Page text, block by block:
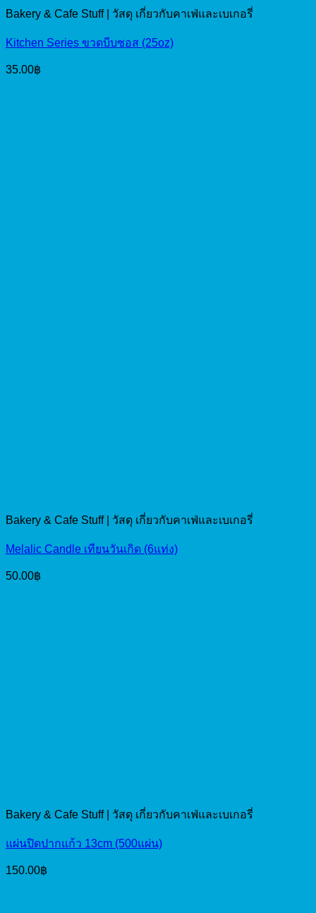
Bakery & Cafe Stuff | วัสดุ เกี่ยวกับคาเฟ่และเบเกอรี่
Kitchen Series ขวดบีบซอส (25oz)
35.00฿
Bakery & Cafe Stuff | วัสดุ เกี่ยวกับคาเฟ่และเบเกอรี่
Melalic Candle เทียนวันเกิด (6แท่ง)
50.00฿
Bakery & Cafe Stuff | วัสดุ เกี่ยวกับคาเฟ่และเบเกอรี่
แผ่นปิดปากแก้ว 13cm (500แผ่น)
150.00฿